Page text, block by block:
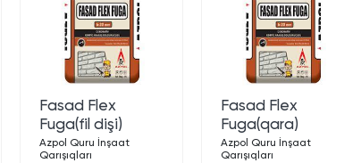
Fasad Flex
Fuga(fil dişi)
Azpol Quru İnşaat
Qarışıqları
Fasad Flex
Fuga(qara)
Azpol Quru İnşaat
Qarışıqları